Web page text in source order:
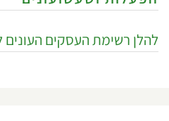
להלן רשימת העסקים